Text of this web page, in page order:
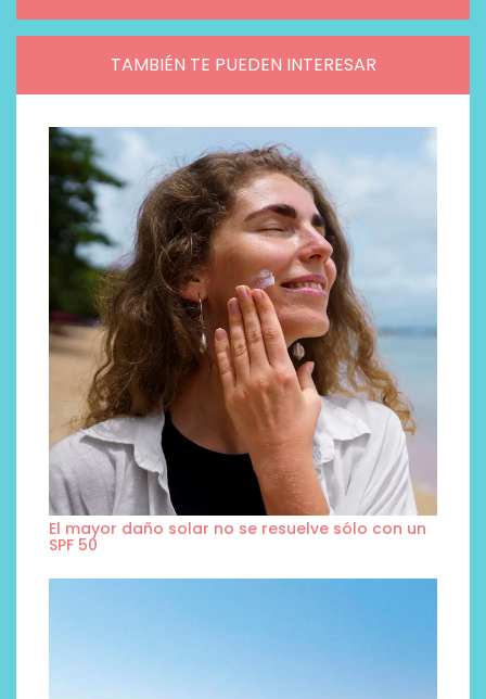
TAMBIÉN TE PUEDEN INTERESAR
El mayor daño solar no se resuelve sólo con un
SPF 50